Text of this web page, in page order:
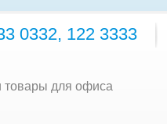
0332, 122 3333
товары для офиса